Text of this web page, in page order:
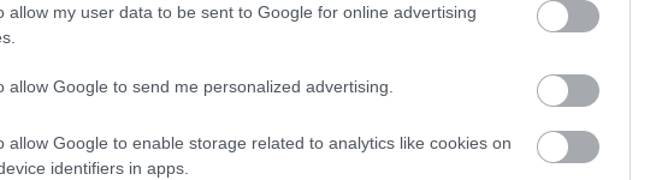
allow my user data to be sent to Google for online advertising
allow Google to send me personalized advertising.
allow Google to enable storage related to analytics like cookies on
identifiers in apps.